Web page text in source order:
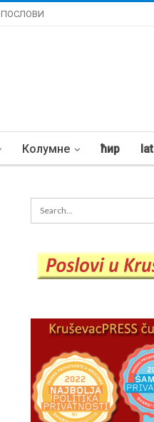
ПОСЛОВИ
Колумне ћир lat